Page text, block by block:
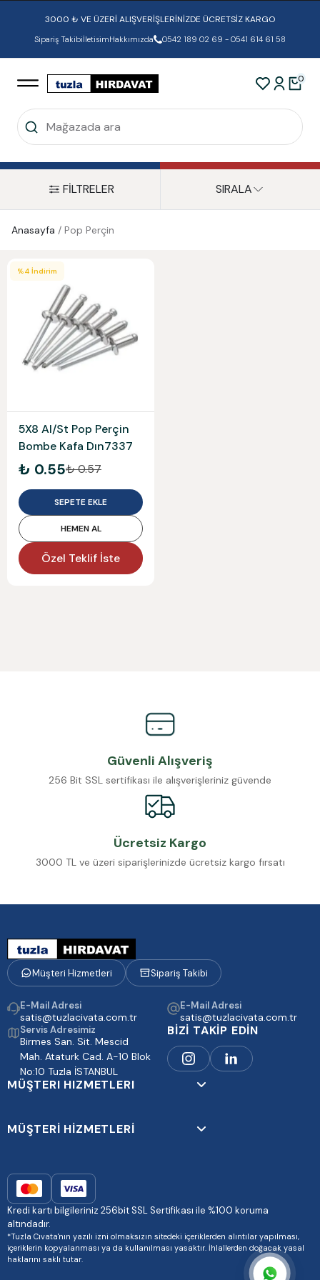
3000 ₺ VE ÜZERİ ALIŞVERİŞLERİNİZDE ÜCRETSİZ KARGO
Sipariş TakibiİletisimHakkımızda 0542 189 02 69 - 0541 614 61 58
0
FİLTRELER SIRALA
Anasayfa / Pop Perçin
%4 İndirim
5X8 Al/St Pop Perçin
Bombe Kafa Dın7337
₺ 0.55₺ 0.57
SEPETE EKLE
HEMEN AL
Özel Teklif İste
Güvenli Alışveriş
256 Bit SSL sertifikası ile alışverişleriniz güvende
Ücretsiz Kargo
3000 TL ve üzeri siparişlerinizde ücretsiz kargo fırsatı
Müşteri Hizmetleri Sipariş Takibi
E-Mail Adresi
satis@tuzlacivata.com.tr
E-Mail Adresi
satis@tuzlacivata.com.tr
Servis Adresimiz
Birmes San. Sit. Mescid
Mah. Ataturk Cad. A-10 Blok
No:10 Tuzla İSTANBUL
BİZİ TAKİP EDİN
MÜŞTERI HIZMETLERI
MÜŞTERİ HİZMETLERİ
Kredi kartı bilgileriniz 256bit SSL Sertifikası ile %100 koruma
altındadır.
*Tuzla Cıvata'nın yazılı izni olmaksızın sitedeki içeriklerden alıntılar yapılması,
içeriklerin kopyalanması ya da kullanılması yasaktır. İhlallerden doğacak yasal
haklarını saklı tutar.